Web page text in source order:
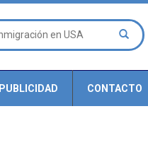
PUBLICIDAD CONTACTO